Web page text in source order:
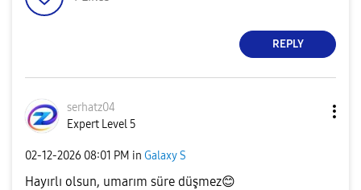
REPLY
serhatz04
Expert Level 5
‎02-12-2026 08:01 PM in Galaxy S
Hayırlı olsun, umarım süre düşmez😊